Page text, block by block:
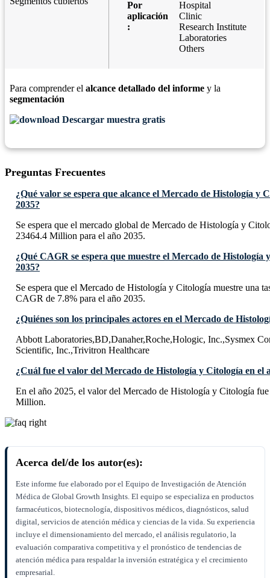
Por
aplicación
:
Hospital
Clinic
Research Institute
Laboratories
Others
Para comprender el alcance detallado del informe y la
segmentación
Descargar muestra gratis
Preguntas Frecuentes
¿Qué valor se espera que alcance el Mercado de Histología y
2035?
Se espera que el mercado global de Mercado de Histología y
23464.4 Million para el año 2035.
¿Qué CAGR se espera que muestre el Mercado de Histología
2035?
Se espera que el Mercado de Histología y Citología muestre una
CAGR de 7.8% para el año 2035.
¿Quiénes son los principales actores en el Mercado de
Abbott Laboratories,BD,Danaher,Roche,Hologic, Inc.,Sysmex
Scientific, Inc.,Trivitron Healthcare
¿Cuál fue el valor del Mercado de Histología y Citología en el
En el año 2025, el valor del Mercado de Histología y Citología
Million.
Acerca del/de los autor(es):
Este informe fue elaborado por el Equipo de Investigación de Atención
Médica de Global Growth Insights. El equipo se especializa en productos
farmacéuticos, biotecnología, dispositivos médicos, diagnósticos, salud
digital, servicios de atención médica y ciencias de la vida. Su experiencia
incluye el dimensionamiento del mercado, el análisis regulatorio, la
evaluación comparativa competitiva y el pronóstico de tendencias de
atención médica para respaldar la inversión estratégica y el crecimiento
empresarial.